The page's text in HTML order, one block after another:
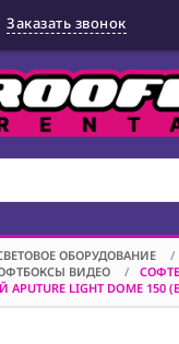
Заказать звонок
ОБОРУДОВАНИЕ /
ВИДЕО /
LIGHT DOME 150